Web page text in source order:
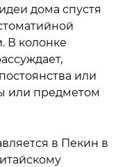
В колонке
или
или предметом
в Пекин в